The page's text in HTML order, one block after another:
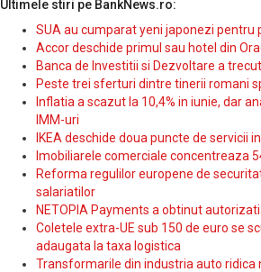
Ultimele stiri pe BankNews.ro:
SUA au cumparat yeni japonezi pentru
Accor deschide primul sau hotel din
Banca de Investitii si Dezvoltare a
Peste trei sferturi dintre tinerii romani
Inflatia a scazut la 10,4% in iunie, dar
IMM-uri
IKEA deschide doua puncte de servicii
Imobiliarele comerciale concentreaza
Reforma regulilor europene de
salariatilor
NETOPIA Payments a obtinut
Coletele extra-UE sub 150 de euro se
adaugata la taxa logistica
Transformarile din industria auto